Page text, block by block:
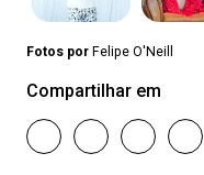
Fotos por Felipe O'Neill
Compartilhar em